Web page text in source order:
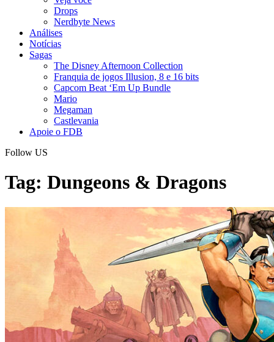
Drops
Nerdbyte News
Análises
Notícias
Sagas
The Disney Afternoon Collection
Franquia de jogos Illusion, 8 e 16 bits
Capcom Beat ‘Em Up Bundle
Mario
Megaman
Castlevania
Apoie o FDB
Follow US
Tag: Dungeons & Dragons